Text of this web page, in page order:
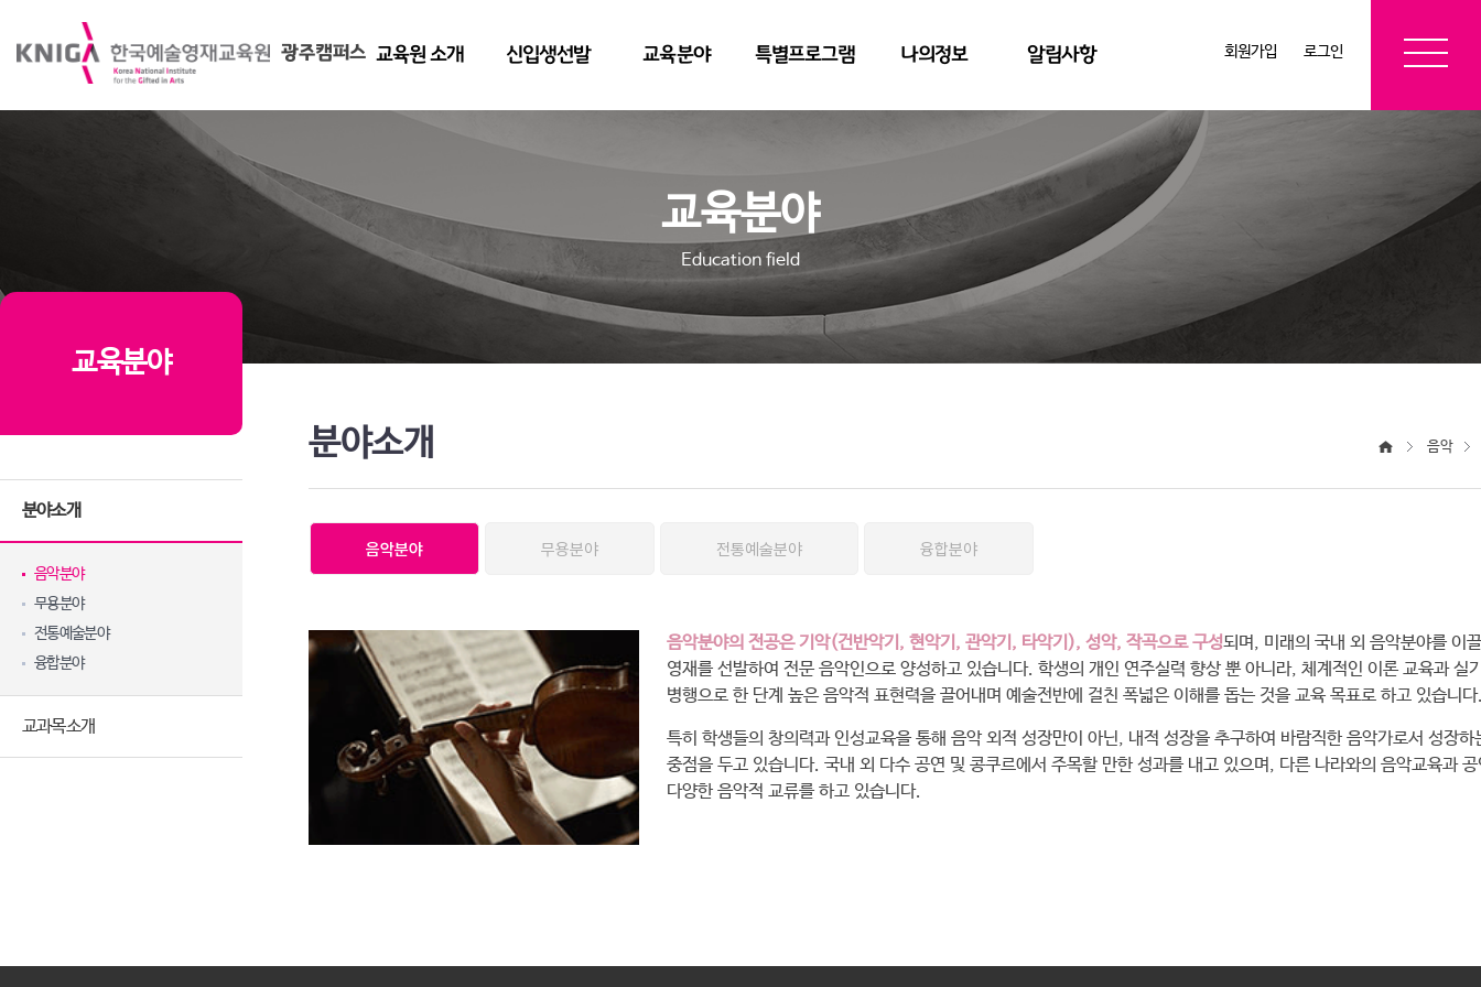
광주캠퍼스 회원가입 로그인
교육원 소개 신입생선발 교육분야 특별프로그램 나의정보 알림사항
교육분야
Education field
교육분야
분야소개
음악분야
무용분야
전통예술분야
융합분야
교과목소개
음악
분야소개
음악분야 무용분야 전통예술분야 융합분야
음악분야의 전공은 기악(건반악기, 현악기, 관악기, 타악기), 성악, 작곡으로 구성되며, 미래의 국내 외 음악분야를 이
영재를 선발하여 전문 음악인으로 양성하고 있습니다. 학생의 개인 연주실력 향상 뿐 아니라, 체계적인 이론 교육과 실
병행으로 한 단계 높은 음악적 표현력을 끌어내며 예술전반에 걸친 폭넓은 이해를 돕는 것을 교육 목표로 하고 있습니
특히 학생들의 창의력과 인성교육을 통해 음악 외적 성장만이 아닌, 내적 성장을 추구하여 바람직한 음악가로서 성장하
중점을 두고 있습니다. 국내 외 다수 공연 및 콩쿠르에서 주목할 만한 성과를 내고 있으며, 다른 나라와의 음악교육과
다양한 음악적 교류를 하고 있습니다.